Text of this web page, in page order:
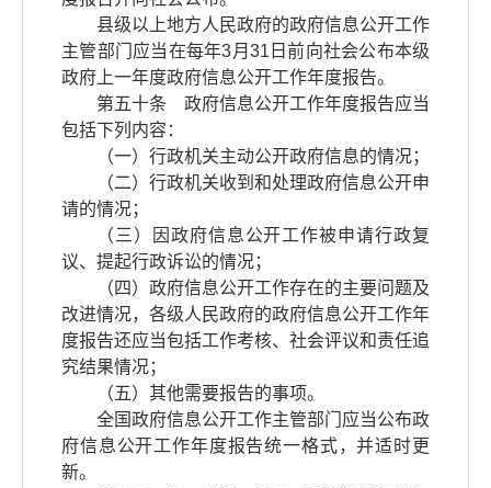
县级以上地方人民政府的政府信息公开工作
主管部门应当在每年3月31日前向社会公布本级
政府上一年度政府信息公开工作年度报告。
第五十条 政府信息公开工作年度报告应当
包括下列内容：
（一）行政机关主动公开政府信息的情况；
（二）行政机关收到和处理政府信息公开申
请的情况；
（三）因政府信息公开工作被申请行政复
议、提起行政诉讼的情况；
（四）政府信息公开工作存在的主要问题及
改进情况，各级人民政府的政府信息公开工作年
度报告还应当包括工作考核、社会评议和责任追
究结果情况；
（五）其他需要报告的事项。
全国政府信息公开工作主管部门应当公布政
府信息公开工作年度报告统一格式，并适时更
新。